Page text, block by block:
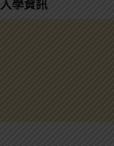
入學資訊​